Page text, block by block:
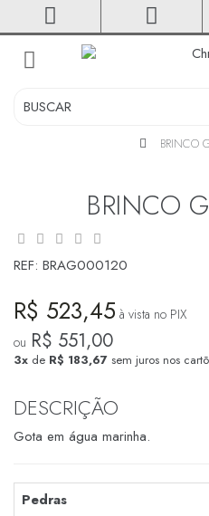
toggle
BRINCO
BRINCO
REF: BRAG000120
R$ 523,45 à vista no PIX
ou R$ 551,00
3x de R$ 183,67 sem juros nos
DESCRIÇÃO
Gota em água marinha.
Pedras